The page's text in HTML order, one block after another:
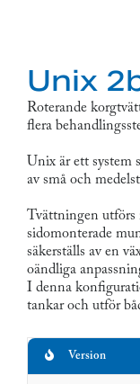
Unix
Roterande
flera
Unix är ett system
av små och
Tvättningen utförs
sidomonterade
säkerställs av en
oändliga
I denna
tankar och utför
Funktion
Version